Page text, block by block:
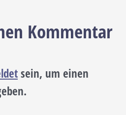
Kommentar
sein, um einen